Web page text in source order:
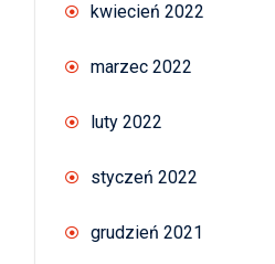
kwiecień 2022
marzec 2022
luty 2022
styczeń 2022
grudzień 2021